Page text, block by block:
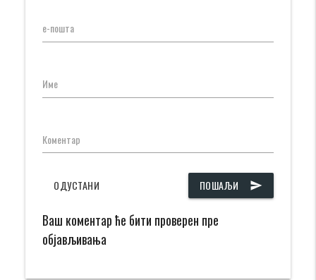
е-пошта
Име
Коментар
ПОШАЉИ send
ОДУСТАНИ
Ваш коментар ће бити проверен пре
објављивања